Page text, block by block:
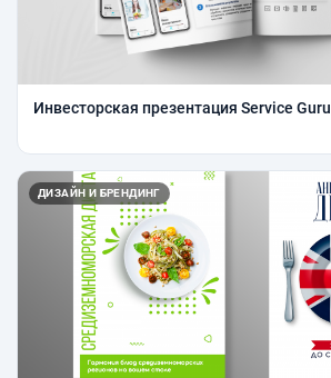
Инвесторская презентация Service Guru
ДИЗАЙН И БРЕНДИНГ